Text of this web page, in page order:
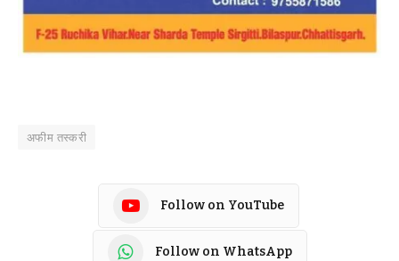
अफीम तस्करी
Follow on YouTube
Follow on WhatsApp